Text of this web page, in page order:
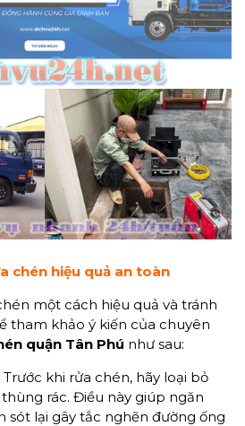
chén hiệu quả an toàn
một cách hiệu quả và tránh
tham khảo ý kiến của chuyên
quận Tân Phú như sau:
Trước khi rửa chén, hãy loại bỏ
rác. Điều này giúp ngăn
sót lại gây tắc nghẽn đường ống